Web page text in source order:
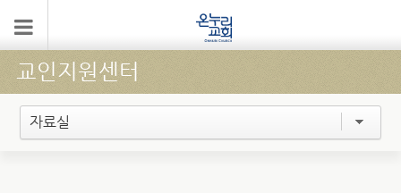
교인지원센터
자료실